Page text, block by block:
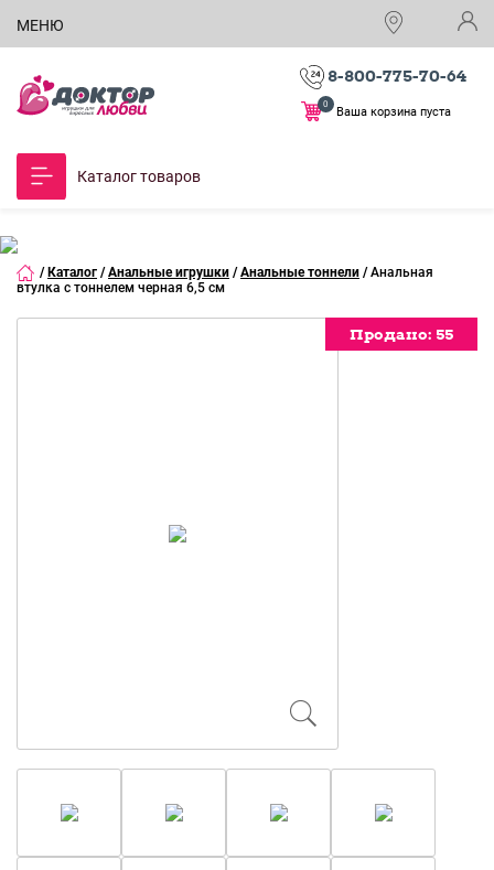
МЕНЮ
8-800-775-70-64
Ваша корзина пуста
0
Каталог товаров
/ Каталог / Анальные игрушки / Анальные тоннели / Анальная
втулка c тоннелем черная 6,5 см
Продано: 55
Продано: 55
Продано: 55
Продано: 55
Продано: 55
Продано: 55
Продано: 55
Продано: 55
Продано: 55
Продано: 55
Продано: 55